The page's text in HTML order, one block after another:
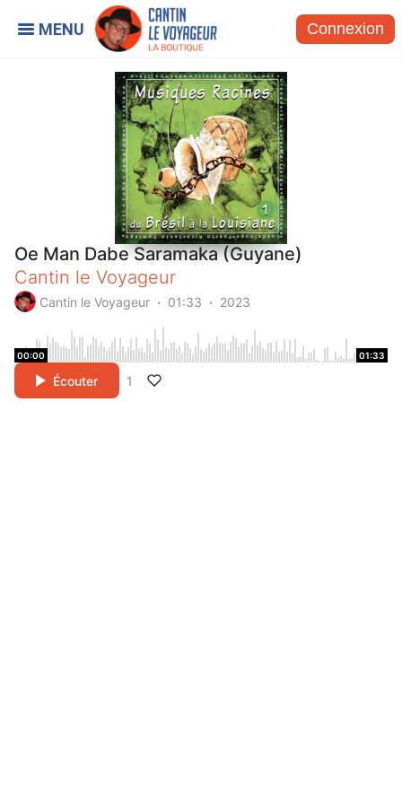
Connexion
Oe Man Dabe Saramaka (Guyane)
Cantin le Voyageur
Cantin le Voyageur 01:33 2023
00:00 01:33
Écouter 1